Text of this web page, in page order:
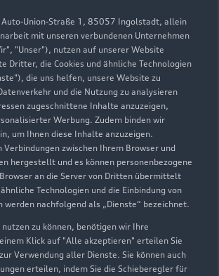
Auto-Union-Straße 1, 85057 Ingolstadt, allein
mit unseren verbundenen Unternehmen
"Unser"), nutzen auf unserer Website
Dritter, die Cookies und ähnliche Technologien
die uns helfen, unsere Website zu
und die Nutzung zu analysieren
zugeschnittene Inhalte anzuzeigen,
Werbung. Zudem binden wir
um Ihnen diese Inhalte anzuzeigen.
Verbindungen zwischen Ihrem Browser und
hergestellt und es können personenbezogene
an die Server von Dritten übermittelt
Technologien und die Einbindung von
nachfolgend als „Dienste“ bezeichnet.
nutzen zu können, benötigen wir Ihre
Klick auf "Alle akzeptieren" erteilen Sie
Verwendung aller Dienste. Sie können auch
erteilen, indem Sie die Schieberegler für